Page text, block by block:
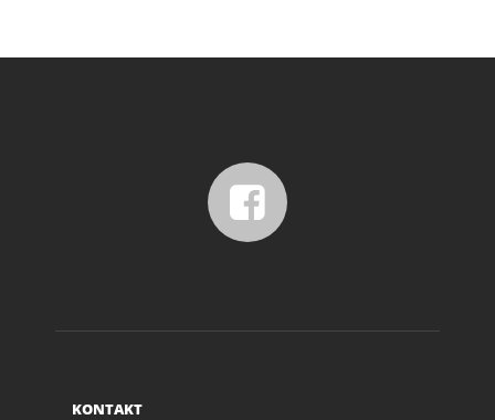
KONTAKT